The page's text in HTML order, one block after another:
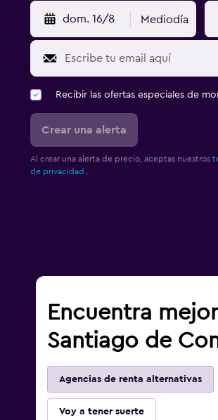
dom. 16/8 Mediodía
Recibir las ofertas especiales de
Crear una alerta
Al crear una alerta de precio, aceptas nuestros
de privacidad.
Encuentra
Santiago de
Agencias de renta alternativas
Voy a tener suerte